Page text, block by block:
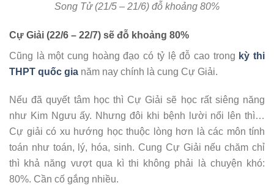
Song Tử (21/5 – 21/6) đỗ khoảng 80%
Cự Giải (22/6 – 22/7) sẽ đỗ khoảng 80%
Cũng là một cung hoàng đạo có tỷ lệ đỗ cao trong kỳ thi
THPT quốc gia năm nay chính là cung Cự Giải.
Nếu đã quyết tâm học thì Cự Giải sẽ học rất siêng năng
như Kim Ngưu ấy. Nhưng đôi khi bệnh lười nổi lên thì…
Cự giải có xu hướng học thuộc lòng hơn là các môn tính
toán như toán, lý, hóa, sinh. Cung Cự Giải nếu chăm chỉ
thì khả năng vượt qua kì thi không phải là chuyện khó:
80%. Cần cố gắng nhiều.